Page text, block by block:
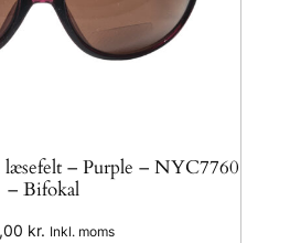
– Purple – NYC7760
– Bifokal
kr. Inkl. moms